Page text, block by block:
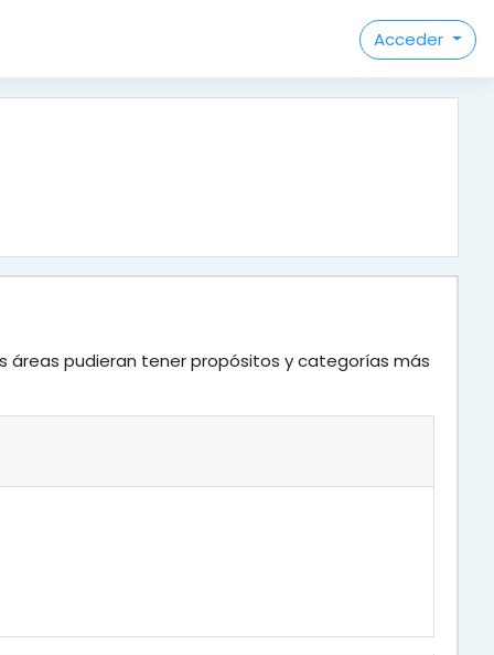
Acceder
pudieran tener propósitos y categorías más